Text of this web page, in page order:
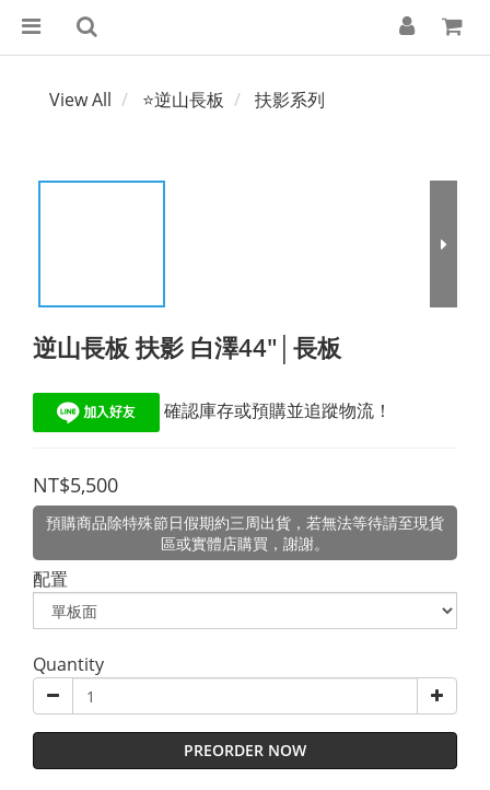
View All ⭐逆山長板 扶影系列
逆山長板 扶影 白澤44"│長板
確認庫存或預購並追蹤物流！
NT$5,500
預購商品除特殊節日假期約三周出貨，若無法等待請至現貨
區或實體店購買，謝謝。
配置
Quantity
PREORDER NOW